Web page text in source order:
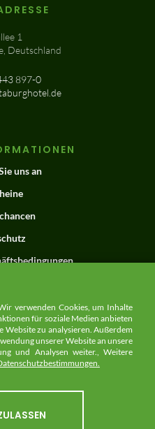
1
Deutschland
897-0
Hotels
uns an
verwenden Cookies, um Inhalte
für soziale Medien anbieten
Website zu analysieren. Außerdem
unserer Website an unsere
und Analysen weiter., Weitere